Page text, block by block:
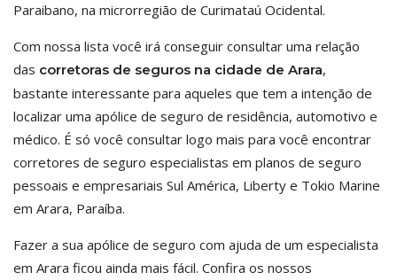
Paraibano, na microrregião de Curimataú Ocidental.
Com nossa lista você irá conseguir consultar uma relação
das corretoras de seguros na cidade de Arara,
bastante interessante para aqueles que tem a intenção de
localizar uma apólice de seguro de residência, automotivo e
médico. É só você consultar logo mais para você encontrar
corretores de seguro especialistas em planos de seguro
pessoais e empresariais Sul América, Liberty e Tokio Marine
em Arara, Paraíba.
Fazer a sua apólice de seguro com ajuda de um especialista
em Arara ficou ainda mais fácil. Confira os nossos